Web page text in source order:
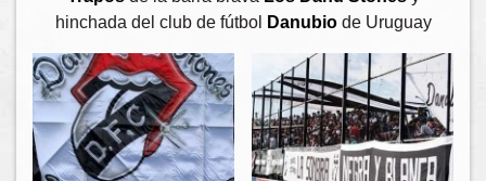
hinchada del club de fútbol
Danubiode Uruguay